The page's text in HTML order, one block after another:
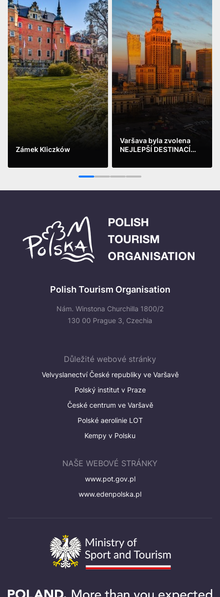
Zámek Kliczków
Vidět víc
Varšava byla zvolena
NEJLEPŠÍ DESTINACÍ
Vidět víc
1 2 3 4
Polish Tourism Organisation
Nám. Winstona Churchilla 1800/2
130 00 Prague 3, Czechia
Důležité webové stránky
Velvyslanectví České republiky ve Varšavě
Polský institut v Praze
České centrum ve Varšavě
Polské aerolinie LOT
Kempy v Polsku
NAŠE WEBOVÉ STRÁNKY
www.pot.gov.pl
www.edenpolska.pl